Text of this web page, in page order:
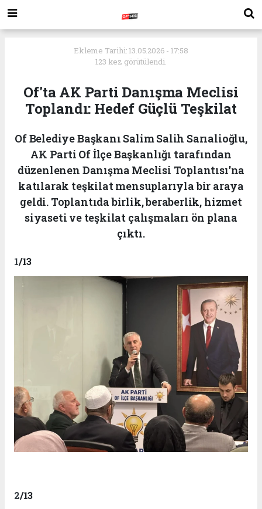
Ekleme Tarihi: 13.05.2026 - 17:58
123 kez görütülendi.
Of'ta AK Parti Danışma Meclisi
Toplandı: Hedef Güçlü Teşkilat
Of Belediye Başkanı Salim Salih Sarıalioğlu,
AK Parti Of İlçe Başkanlığı tarafından
düzenlenen Danışma Meclisi Toplantısı'na
katılarak teşkilat mensuplarıyla bir araya
geldi. Toplantıda birlik, beraberlik, hizmet
siyaseti ve teşkilat çalışmaları ön plana
çıktı.
1/13
2/13